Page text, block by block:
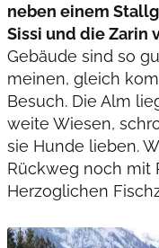
neben einem
Sissi und die Zarin
Gebäude sind so
meinen, gleich
Besuch. Die Alm
weite Wiesen,
sie Hunde lieben.
Rückweg noch mit
Herzoglichen